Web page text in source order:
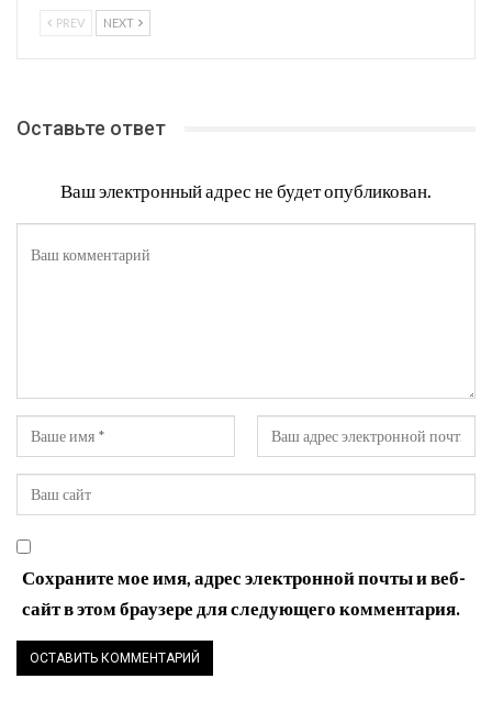
PREV NEXT
Оставьте ответ
Ваш электронный адрес не будет опубликован.
Сохраните мое имя, адрес электронной почты и веб-
сайт в этом браузере для следующего комментария.